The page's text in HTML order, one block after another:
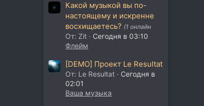
Какой музыкой вы по-
настоящему и искренне
восхищаетесь? (1 онлайн
От: Zit
Сегодня в 03:10
Флейм
[DEMO] Проект Le Resultat
От: Le Resultat
Сегодня в
02:01
Ваша музыка